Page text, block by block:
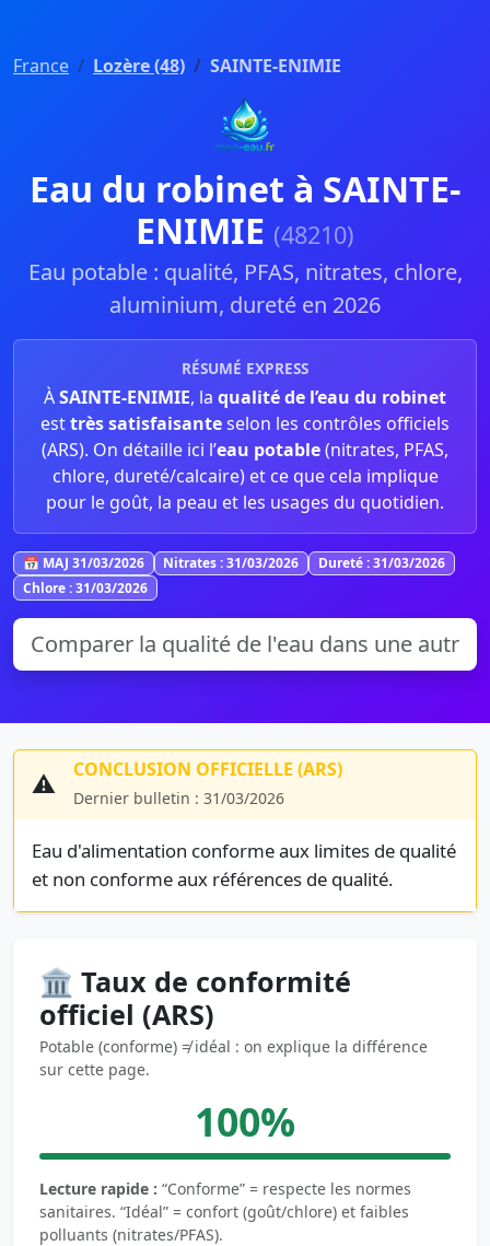
France Lozère (48) SAINTE-ENIMIE
Eau du robinet à SAINTE-
ENIMIE (48210)
Eau potable : qualité, PFAS, nitrates, chlore,
aluminium, dureté en 2026
RÉSUMÉ EXPRESS
ÀSAINTE-ENIMIE, la qualité de l’eau du robinet
esttrès satisfaisanteselon les contrôles officiels
(ARS). On détaille ici l’eau potable(nitrates, PFAS,
chlore, dureté/calcaire) et ce que cela implique
pour le goût, la peau et les usages du quotidien.
📅 MAJ 31/03/2026 Nitrates : 31/03/2026
Dureté : 31/03/2026
Chlore : 31/03/2026
⚠️ CONCLUSION OFFICIELLE (ARS)
Dernier bulletin : 31/03/2026
Eau d'alimentation conforme aux limites de qualité
et non conforme aux références de qualité.
🏛️ Taux de conformité
officiel (ARS)
Potable (conforme) ≠ idéal : on explique la différence
sur cette page.
100%
Lecture rapide : “Conforme” = respecte les normes
sanitaires. “Idéal” = confort (goût/chlore) et faibles
polluants (nitrates/PFAS).